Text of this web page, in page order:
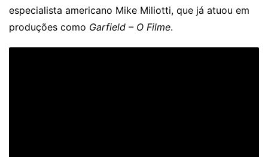
especialista americano Mike Miliotti, que já atuou em
produções como Garfield – O Filme.